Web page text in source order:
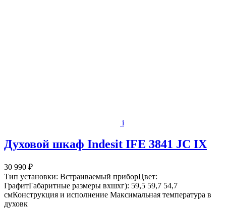
i
Духовой шкаф Indesit IFE 3841 JC IX
30 990 ₽
Тип установки: Встраиваемый приборЦвет:
ГрафитГабаритные размеры вхшхг): 59,5 59,7 54,7
смКонструкция и исполнение Максимальная температура в
духовк